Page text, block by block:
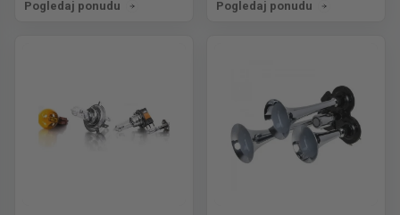
Pogledaj ponudu Pogledaj ponudu